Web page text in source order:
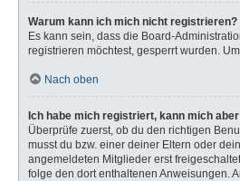
Warum kann ich mich nicht registrieren?
Es kann sein, dass die Board-
registrieren möchtest, gesperrt wurden.
Nach oben
Ich habe mich registriert, kann mich
Überprüfe zuerst, ob du den richtigen
musst du bzw. einer deiner Eltern oder
angemeldeten Mitglieder erst
folge den dort enthaltenen Anweisungen.